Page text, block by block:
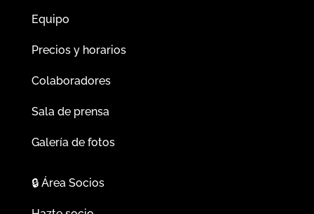
Equipo
Precios y horarios
Colaboradores
Sala de prensa
Galería de fotos
🔒Área Socios